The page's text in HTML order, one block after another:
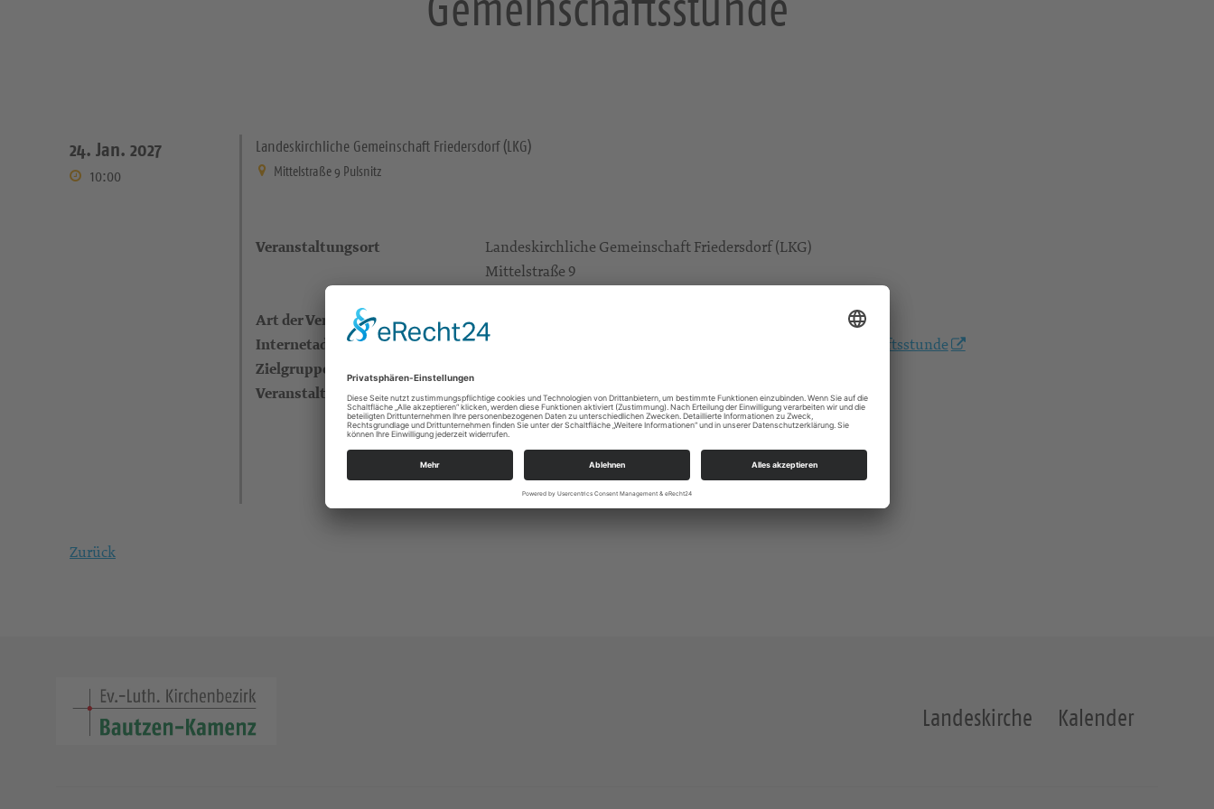
24. Jan. 2027
10:00
Landeskirchliche Gemeinschaft Friedersdorf (LKG)
Mittelstraße 9 Pulsnitz
Veranstaltungsort
Landeskirchliche Gemeinschaft Friedersdorf (LKG)
Mittelstraße 9
Art der Veranstaltung Gottesdienste
Internetadresse https://landing.churchdesk.com/de/e/51390758/gemeinschaftsstunde
Zielgruppe
Veranstalter Ev.-Luth. Kirchspiel Maria und Martha Pulsnitz
Kirchplatz 1
01896 Pulsnitz
ksp.pulsnitz@evlks.de
http://www.kirchepulsplus.de
Zurück
Landeskirche Kalender